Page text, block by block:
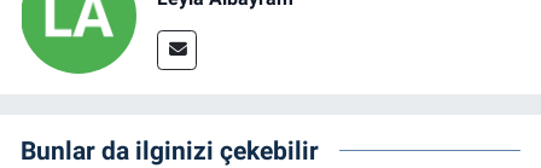
Bunlar da ilginizi çekebilir